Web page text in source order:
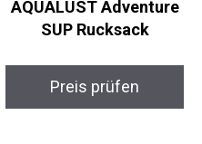
SUP Rucksack